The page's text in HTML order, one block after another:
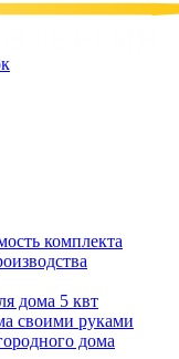
комплекта
дома 5 квт
своими руками
дома